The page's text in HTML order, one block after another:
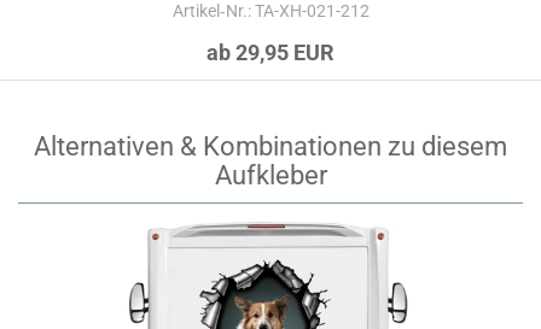
Artikel‑Nr.: TA-XH-021-212
ab 29,95 EUR
Alternativen & Kombinationen zu diesem
Aufkleber